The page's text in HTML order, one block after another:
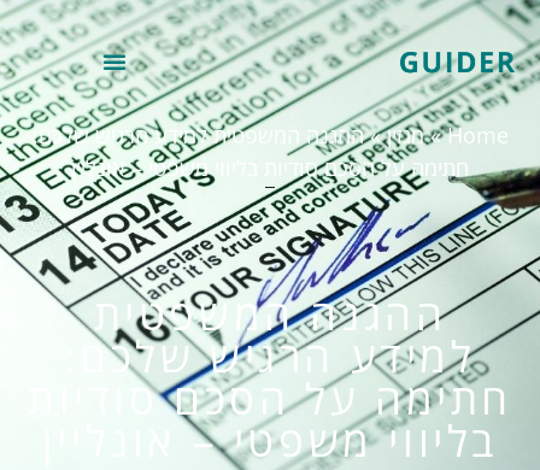
»מגזין»ההגנה המשפטית למידע הרגיש שלכם:
חתימה על הסכם סודיות בליווי משפטי – אונליין
ההגנה המשפטית
למידע הרגיש שלכם:
על הסכם סודיות
בליווי משפטי – אונליין